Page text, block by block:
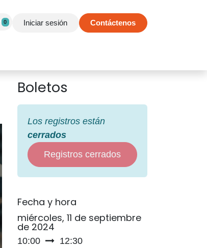
0 Iniciar sesión Contáctenos
Boletos
Los registros están
cerrados
Registros cerrados
Fecha y hora
miércoles, 11 de septiembre
de 2024
10:00
12:30